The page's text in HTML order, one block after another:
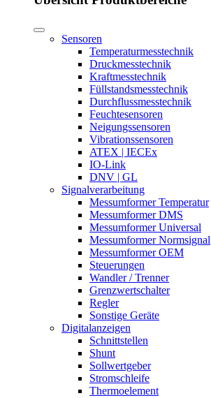
Sensoren
Temperaturmesstechnik
Druckmesstechnik
Kraftmesstechnik
Füllstandsmesstechnik
Durchflussmesstechnik
Feuchtesensoren
Neigungssensoren
Vibrationssensoren
ATEX | IECEx
IO-Link
DNV | GL
Signalverarbeitung
Messumformer Temperatur
Messumformer DMS
Messumformer Universal
Messumformer Normsignal
Messumformer OEM
Steuerungen
Wandler / Trenner
Grenzwertschalter
Regler
Sonstige Geräte
Digitalanzeigen
Schnittstellen
Shunt
Sollwertgeber
Stromschleife
Thermoelement